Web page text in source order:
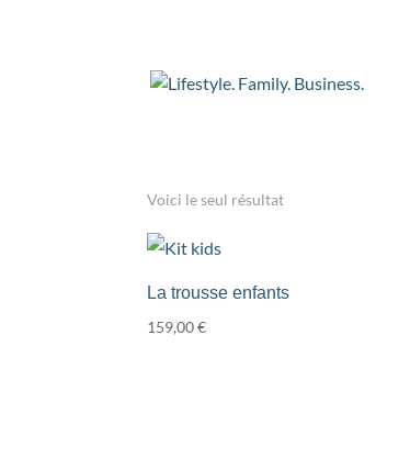
Accueil/ Produits identifiés “enfant”
Voici le seul résultat
La trousse enfants
159,00€